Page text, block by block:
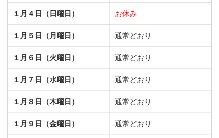
１月４日（日曜日） お休み
１月５日（月曜日） 通常どおり
１月６日（火曜日） 通常どおり
１月７日（水曜日） 通常どおり
１月８日（木曜日） 通常どおり
１月９日（金曜日） 通常どおり